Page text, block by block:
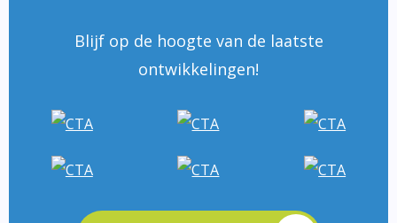
Blijf op de hoogte van de laatste
ontwikkelingen!